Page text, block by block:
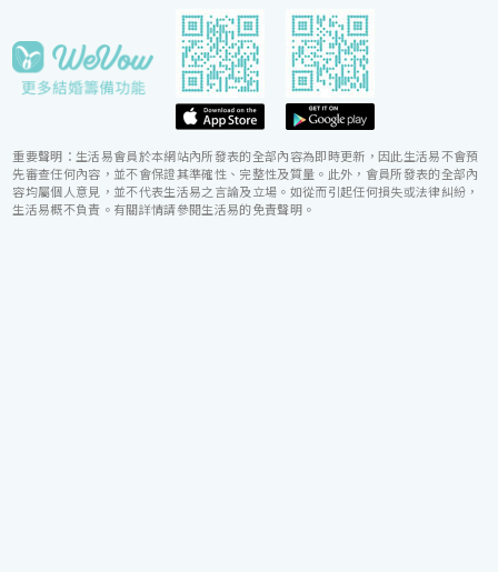
重要聲明：生活易會員於本網站內所發表的全部內容為即時更新，因此生活易不會預
先審查任何內容，並不會保證其準確性、完整性及質量。此外，會員所發表的全部內
容均屬個人意見，並不代表生活易之言論及立場。如從而引起任何損失或法律糾紛，
生活易概不負責。有關詳情請參閱生活易的免責聲明。